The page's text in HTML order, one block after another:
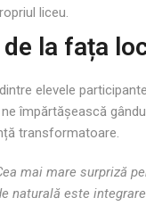
liceu.
la fața
elevele
împărtășească
transformatoare.
mai mare surpriză
naturală este